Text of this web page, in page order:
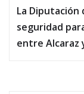
La Diputación
seguridad
entre Alcaraz